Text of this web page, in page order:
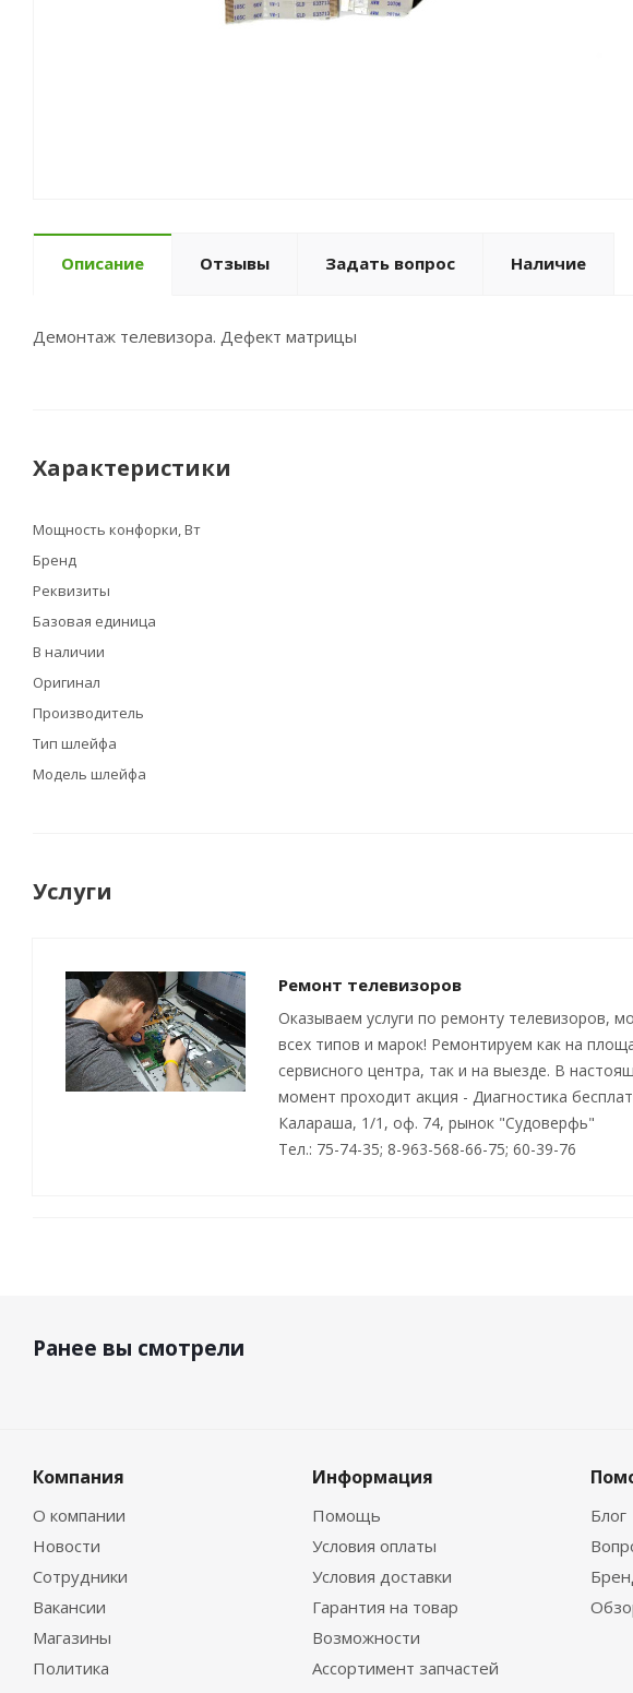
Описание Отзывы Задать вопрос Наличие
Демонтаж телевизора. Дефект матрицы
Характеристики
Мощность конфорки, Вт
Бренд
Реквизиты
Базовая единица
В наличии
Оригинал
Производитель
Тип шлейфа
Модель шлейфа
Услуги
Ремонт телевизоров
Оказываем услуги по ремонту телевизоров,
всех типов и марок! Ремонтируем как на
сервисного центра, так и на выезде. В
момент проходит акция - Диагностика
Калараша, 1/1, оф. 74, рынок "Судоверфь"
Тел.: 75-74-35; 8-963-568-66-75; 60-39-76
Ранее вы смотрели
Компания
О компании
Новости
Сотрудники
Вакансии
Магазины
Политика
Информация
Помощь
Условия оплаты
Условия доставки
Гарантия на товар
Возможности
Ассортимент запчастей
Блог